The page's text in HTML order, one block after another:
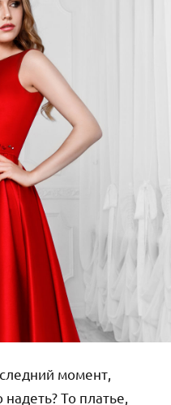
момент,
То платье,